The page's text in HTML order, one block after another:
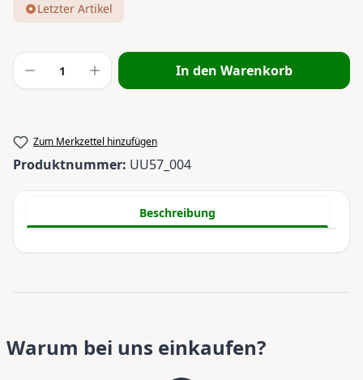
Letzter Artikel
Produkt Anzahl: Gib den gewünschten
In den Warenkorb
Zum Merkzettel hinzufügen
Produktnummer: UU57_004
Beschreibung
Warum bei uns einkaufen?